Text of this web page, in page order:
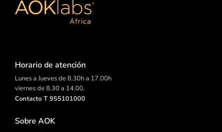
Horario de atención
Lunes a Jueves de 8.30h a 17.00h
viernes de 8.30 a 14.00.
Contacto T 955101000
Sobre AOK